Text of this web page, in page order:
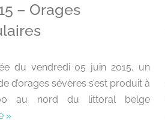
– Orages
du vendredi 05 juin 2015, un
d’orages sévères s’est produit à
au nord du littoral belge
»